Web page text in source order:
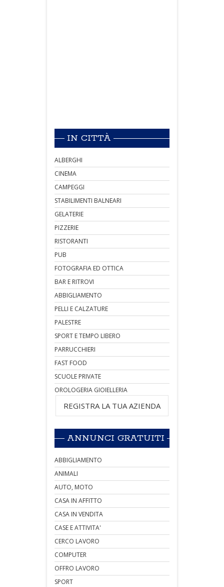
IN CITTÀ
ALBERGHI
CINEMA
CAMPEGGI
STABILIMENTI BALNEARI
GELATERIE
PIZZERIE
RISTORANTI
PUB
FOTOGRAFIA ED OTTICA
BAR E RITROVI
ABBIGLIAMENTO
PELLI E CALZATURE
PALESTRE
SPORT E TEMPO LIBERO
PARRUCCHIERI
FAST FOOD
SCUOLE PRIVATE
OROLOGERIA GIOIELLERIA
REGISTRA LA TUA AZIENDA
ANNUNCI GRATUITI
ABBIGLIAMENTO
ANIMALI
AUTO, MOTO
CASA IN AFFITTO
CASA IN VENDITA
CASE E ATTIVITA'
CERCO LAVORO
COMPUTER
OFFRO LAVORO
SPORT